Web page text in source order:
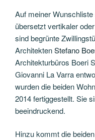
Auf meiner
übersetzt vertikaler
sind begrünte
ArchitektenStefano
Architekturbüros Boeri
Giovanni La Varra
wurden die beiden
2014 fertiggestellt. Sie
beeindruckend.
Hinzu kommt die